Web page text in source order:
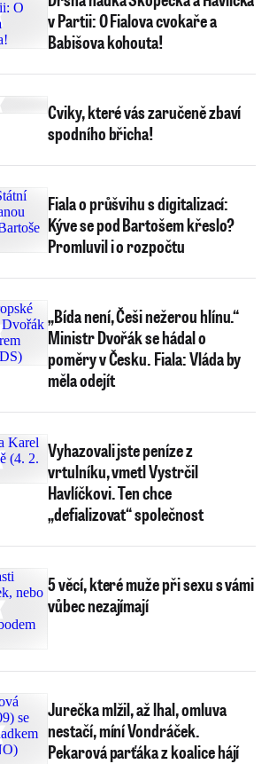
v Partii: O Fialova cvokaře a
Babišova kohouta!
Cviky, které vás zaručeně zbaví
spodního břicha!
Fiala o průšvihu s digitalizací:
Kýve se pod Bartošem křeslo?
Promluvil i o rozpočtu
„Bída není, Češi nežerou hlínu.“
Ministr Dvořák se hádal o
poměry v Česku. Fiala: Vláda by
měla odejít
Vyhazovali jste peníze z
vrtulníku, vmetl Vystrčil
Havlíčkovi. Ten chce
„defializovat“ společnost
5 věcí, které muže při sexu s vámi
vůbec nezajímají
Jurečka mlžil, až lhal, omluva
nestačí, míní Vondráček.
Pekarová parťáka z koalice hájí